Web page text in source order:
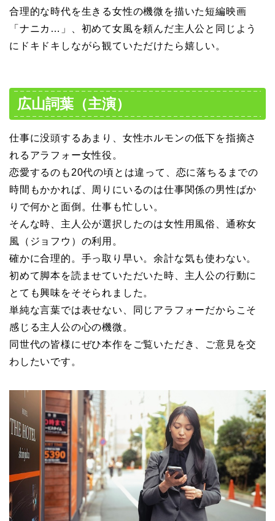
合理的な時代を生きる女性の機微を描いた短編映画
「ナニカ…」、初めて女風を頼んだ主人公と同じよう
にドキドキしながら観ていただけたら嬉しい。
広山詞葉（主演）
仕事に没頭するあまり、女性ホルモンの低下を指摘さ
れるアラフォー女性役。
恋愛するのも20代の頃とは違って、恋に落ちるまでの
時間もかかれば、周りにいるのは仕事関係の男性ばか
りで何かと面倒。仕事も忙しい。
そんな時、主人公が選択したのは女性用風俗、通称女
風（ジョフウ）の利用。
確かに合理的。手っ取り早い。余計な気も使わない。
初めて脚本を読ませていただいた時、主人公の行動に
とても興味をそそられました。
単純な言葉では表せない、同じアラフォーだからこそ
感じる主人公の心の機微。
同世代の皆様にぜひ本作をご覧いただき、ご意見を交
わしたいです。